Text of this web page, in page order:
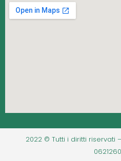
2022 © Tutti i diritti riservati –